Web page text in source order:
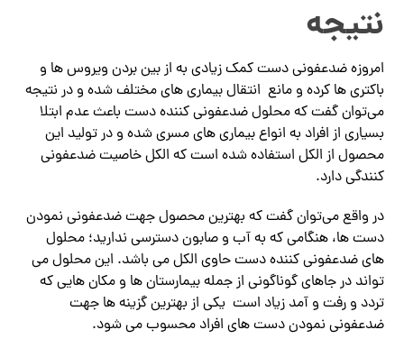
نتیجه
امروزه ضدعفونی دست کمک زیادی به از بین بردن ویروس ها و
باکتری ها کرده و مانع انتقال بیماری های مختلف شده و در نتیجه
می‌توان گفت که محلول ضدعفونی کننده دست باعث عدم ابتلا
بسیاری از افراد به انواع بیماری ‌های مسری شده و در تولید این
محصول از الکل استفاده شده است که الکل خاصیت ضدعفونی
کنندگی دارد.
در واقع می‌توان گفت که بهترین محصول جهت ضدعفونی نمودن
دست ها، هنگامی که به آب و صابون دسترسی ندارید؛ محلول
های ضدعفونی کننده دست حاوی الکل می باشد. این محلول می
تواند در جاهای گوناگونی از جمله بیمارستان‌ ها و مکان ‌هایی که
تردد و رفت و آمد زیاد است یکی از بهترین گزینه ها جهت
ضدعفونی نمودن دست های افراد محسوب می شود.